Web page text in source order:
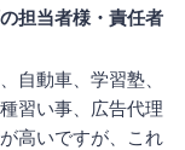
担当者様・責任者
自動車、学習塾、
習い事、広告代理
高いですが、これ